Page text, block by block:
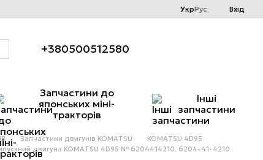
УкрРус Вхід
+380500512580
Запчастини до
японських міні-
тракторів
Інші
запчастини
Запчастини двигунів KOMATSU
KOMATSU 4D95
двигуна KOMATSU 4D95 № 6204414210, 6204-41-4210